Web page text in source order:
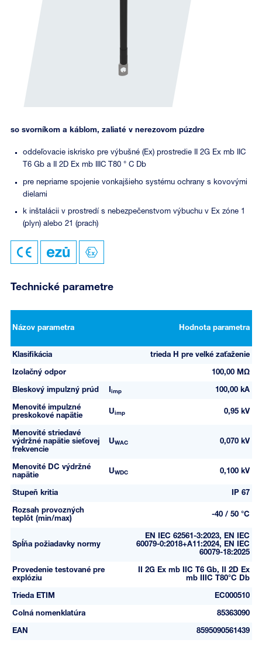
so svorníkom a káblom, zaliaté v nerezovom púzdre
oddeľovacie iskrisko pre výbušné (Ex) prostredie II 2G Ex mb IIC
T6 Gb a II 2D Ex mb IIIC T80 ° C Db
pre nepriame spojenie vonkajšieho systému ochrany s kovovými
dielami
k inštalácii v prostredí s nebezpečenstvom výbuchu v Ex zóne 1
(plyn) alebo 21 (prach)
Technické parametre
Názov parametra Hodnota parametra
Klasifikácia trieda H pre velké zaťaženie
Izolačný odpor 100,00 MΩ
Bleskový impulzný prúd imp 100,00 kA
Menovité impulzné
preskokové napätie
Uimp 0,95 kV
Menovité striedavé
výdržné napätie sieťovej
frekvencie
UWAC 0,070 kV
Menovité DC výdržné
napätie
UWDC 0,100 kV
Stupeň kritia IP 67
Rozsah provozných
teplôt (min/max)
-40 / 50 °C
Spĺňa požiadavky normy
EN IEC 62561-3:2023, EN IEC
60079-0:2018+A11:2024, EN IEC
60079-18:2025
Provedenie testované pre
explóziu
II 2G Ex mb IIC T6 Gb, II 2D Ex
mb IIIC T80°C Db
Trieda ETIM EC000510
Colná nomenklatúra 85363090
EAN 8595090561439